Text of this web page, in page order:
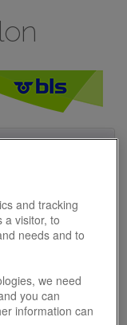
les plus
fréquentes
and tracking
a visitor, to
needs and to
we need
you can
information can